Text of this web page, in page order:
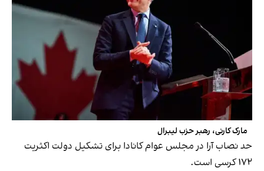
مارک کارنی، رهبر حزب لیبرال
حد نصاب آرا در مجلس عوام کانادا برای تشکیل دولت اکثریت
۱۷۲ کرسی است.